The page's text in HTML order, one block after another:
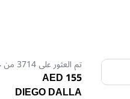
تم العثور على 3714 من خيارات المنتج
155 AED
DIEGO DALLA